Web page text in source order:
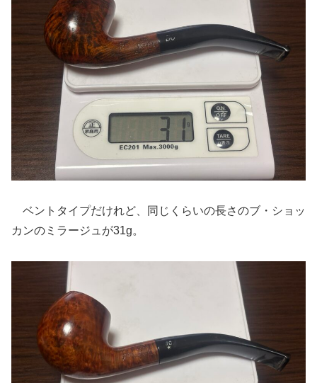
ベントタイプだけれど、同じくらいの長さのブ・ショッ
カンのミラージュが31g。